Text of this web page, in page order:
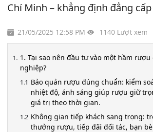
Chí Minh – khẳng định đẳng
21/05/2025 12:58 PM 1140 Lượt xem
1. Tại sao nên đầu tư vào một hầm rượu
nghiệp?
Bảo quản rượu đúng chuẩn: kiểm
nhiệt độ, ánh sáng giúp rượu giữ
giá trị theo thời gian.
Không gian tiếp khách sang trọng:
thưởng rượu, tiếp đãi đối tác, bạn